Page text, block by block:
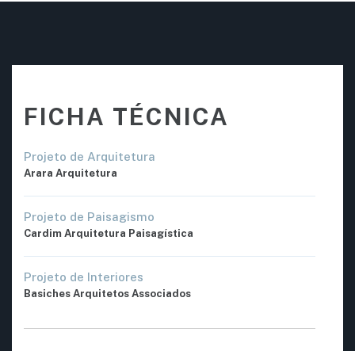
FICHA TÉCNICA
Projeto de Arquitetura
Arara Arquitetura
Projeto de Paisagismo
Cardim Arquitetura Paisagística
Projeto de Interiores
Basiches Arquitetos Associados